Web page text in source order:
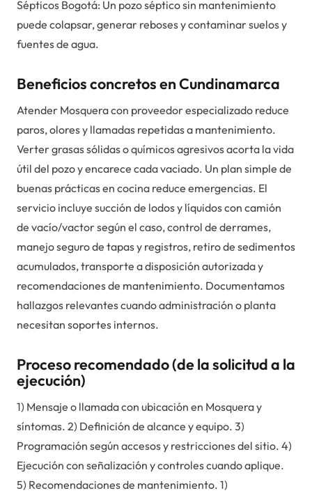
Sépticos Bogotá: Un pozo séptico sin mantenimiento
puede colapsar, generar reboses y contaminar suelos y
fuentes de agua.
Beneficios concretos en Cundinamarca
Atender Mosquera con proveedor especializado reduce
paros, olores y llamadas repetidas a mantenimiento.
Verter grasas sólidas o químicos agresivos acorta la vida
útil del pozo y encarece cada vaciado. Un plan simple de
buenas prácticas en cocina reduce emergencias. El
servicio incluye succión de lodos y líquidos con camión
de vacío/vactor según el caso, control de derrames,
manejo seguro de tapas y registros, retiro de sedimentos
acumulados, transporte a disposición autorizada y
recomendaciones de mantenimiento. Documentamos
hallazgos relevantes cuando administración o planta
necesitan soportes internos.
Proceso recomendado (de la solicitud a la
ejecución)
1) Mensaje o llamada con ubicación en Mosquera y
síntomas. 2) Definición de alcance y equipo. 3)
Programación según accesos y restricciones del sitio. 4)
Ejecución con señalización y controles cuando aplique.
5) Recomendaciones de mantenimiento. 1)